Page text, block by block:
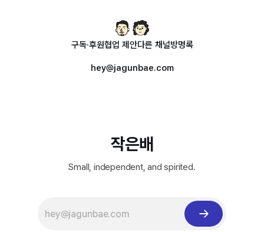
구독·후원협업 제안다른 채널방명록
hey@jagunbae.com
작은배
Small, independent, and spirited.